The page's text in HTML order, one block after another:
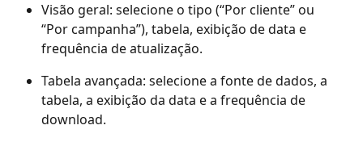
Visão geral: selecione o tipo (“Por cliente” ou
“Por campanha”), tabela, exibição de data e
frequência de atualização.
Tabela avançada: selecione a fonte de dados, a
tabela, a exibição da data e a frequência de
download.